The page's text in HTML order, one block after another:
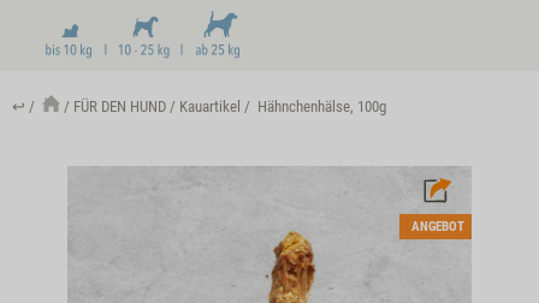
↩ FÜR DEN HUND Kauartikel Hähnchenhälse, 100g
ANGEBOT